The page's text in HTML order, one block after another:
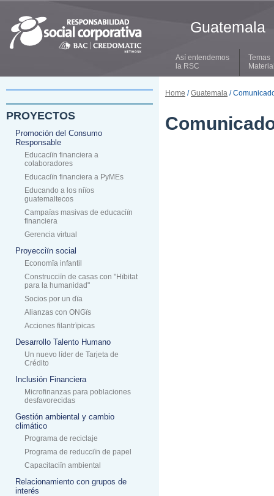
Así entendemos
la RSC
Temas
Guatemala
PROYECTOS
Promoción del Consumo
Responsable
Educaciïn financiera a
colaboradores
Educaciïn financiera a PyMEs
Educando a los niïos
guatemaltecos
Campaïas masivas de educaciïn
financiera
Gerencia virtual
Proyecciïn social
Economïa infantil
Construcciïn de casas con "Hïbitat
para la humanidad"
Socios por un dïa
Alianzas con ONGïs
Acciones filantrïpicas
Desarrollo Talento Humano
Un nuevo líder de Tarjeta de
Crédito
Inclusión Financiera
Microfinanzas para poblaciones
desfavorecidas
Gestión ambiental y cambio
climático
Programa de reciclaje
Programa de reducciïn de papel
Capacitaciïn ambiental
Relacionamiento con grupos de
interés
Home /Guatemala /